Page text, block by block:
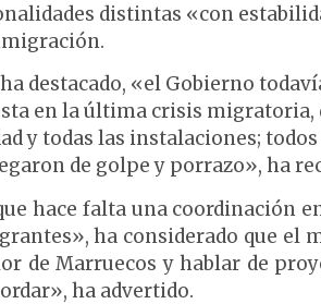
distintas «con
destacado, «el Gobierno
en la última crisis migratoria,
y todas las instalaciones;
de golpe y porrazo», ha
hace falta una coordinación
ha considerado que
de Marruecos y hablar de
ha advertido.